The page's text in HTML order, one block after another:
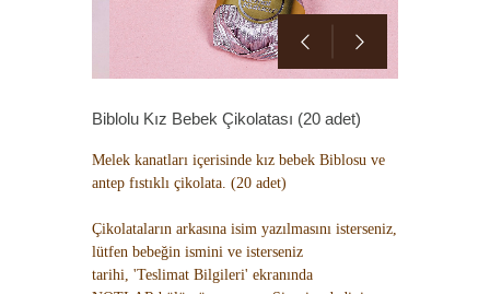
Biblolu Kız Bebek Çikolatası (20 adet)
Melek kanatları içerisinde kız bebek Biblosu ve
antep fıstıklı çikolata. (20 adet)
Çikolataların arkasına isim yazılmasını isterseniz,
lütfen bebeğin ismini ve isterseniz
tarihi, 'Teslimat Bilgileri' ekranında